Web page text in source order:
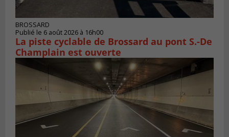
BROSSARD
Publié le 6 août 2026 à 16h00
La piste cyclable de Brossard au pont S.-De
Champlain est ouverte